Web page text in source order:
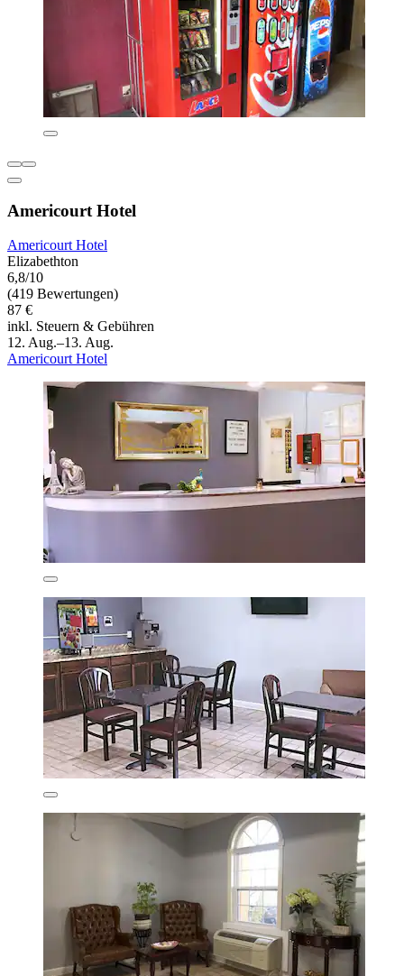
Americourt Hotel
Americourt Hotel
Elizabethton
6,8/10
(419 Bewertungen)
87 €
inkl. Steuern & Gebühren
12. Aug.–13. Aug.
Americourt Hotel